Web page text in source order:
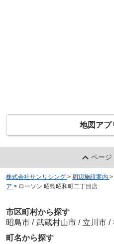
地図アプ
ページ
株式会社サンリシング > 周辺施設案内 >
ア > ローソン 昭島昭和町二丁目店
市区町村から探す
昭島市 / 武蔵村山市 / 立川市 /
町名から探す